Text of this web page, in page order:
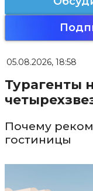
05.08.2026, 18:58
Турагенты
Почему
гостиницы